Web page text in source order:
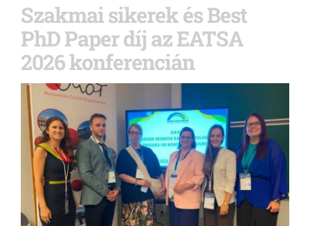
Szakmai sikerek és Best
PhD Paper díj az EATSA
2026 konferencián